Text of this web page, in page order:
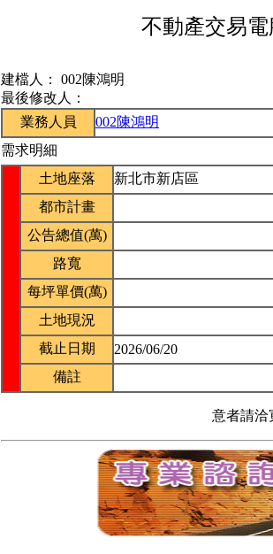
不動產交易
建檔人： 002陳鴻明
最後修改人：
業務人員
002陳鴻明
需求明細
土地座落
新北市新店區
都市計畫
公告總值(萬)
路寬
每坪單價(萬)
土地現況
截止日期
2026/06/20
備註
意者請洽